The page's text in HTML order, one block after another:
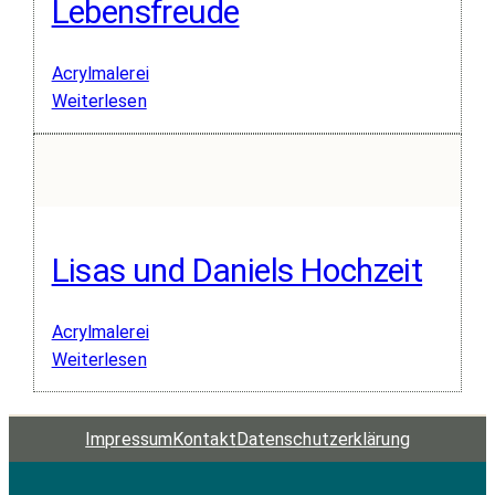
Lebensfreude
Acrylmalerei
Weiterlesen:
Lisas und Daniels Hochzeit
Acrylmalerei
Weiterlesen:
Lisas
und
Daniels
Hochzeit
ImpressumKontaktDatenschutz­erklärung